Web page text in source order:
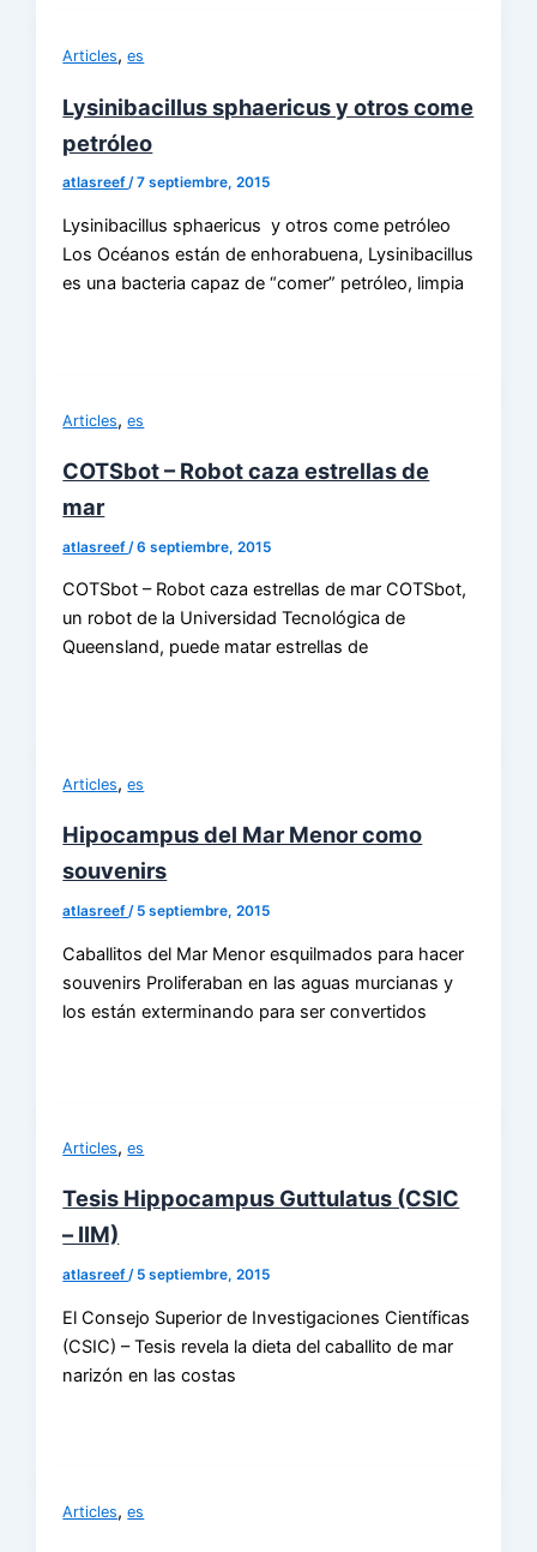
Articles,es
Lysinibacillus sphaericus y otros come
petróleo
atlasreef/7 septiembre, 2015
Lysinibacillus sphaericus y otros come petróleo
Los Océanos están de enhorabuena, Lysinibacillus
es una bacteria capaz de “comer” petróleo, limpia
Articles,es
COTSbot – Robot caza estrellas de
mar
atlasreef /6 septiembre, 2015
COTSbot – Robot caza estrellas de mar COTSbot,
un robot de la Universidad Tecnológica de
Queensland, puede matar estrellas de
Articles,es
Hipocampus del Mar Menor como
souvenirs
atlasreef/ 5 septiembre, 2015
Caballitos del Mar Menor esquilmados para hacer
souvenirs Proliferaban en las aguas murcianas y
los están exterminando para ser convertidos
Articles,es
Tesis Hippocampus Guttulatus (CSIC
– IIM)
atlasreef/ 5 septiembre, 2015
El Consejo Superior de Investigaciones Científicas
(CSIC) – Tesis revela la dieta del caballito de mar
narizón en las costas
Articles,es